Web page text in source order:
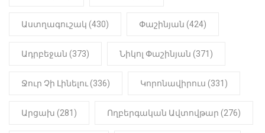
ԻՐԱԴԱՐՁԱՅԻՆ 22:01
մանկապղծության համար
մարմինը
Աստղագուշակ (430) Փաշինյան (424)
Ադրբեջան (373) Նիկոլ Փաշինյան (371)
Ջուր Չի Լինելու (336) Կորոնավիրուս (331)
Արցախ (281) Ողբերգական Ավտովթար (276)